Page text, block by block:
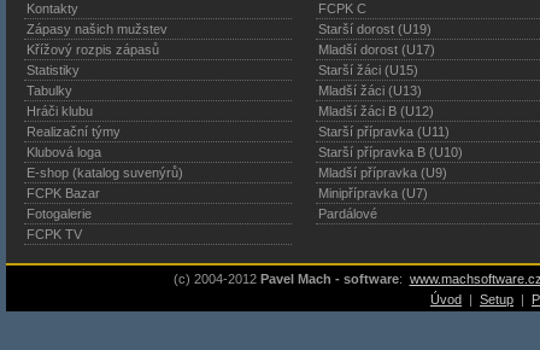
Kontakty
Zápasy našich mužstev
Křížový rozpis zápasů
Statistiky
Tabulky
Hráči klubu
Realizační týmy
Klubová loga
E-shop (katalog suvenýrů)
FCPK Bazar
Fotogalerie
FCPK TV
FCPK C
Starší dorost (U19)
Mladší dorost (U17)
Starší žáci (U15)
Mladší žáci (U13)
Mladší žáci B (U12)
Starší přípravka (U11)
Starší přípravka B (U10)
Mladší přípravka (U9)
Minipřípravka (U7)
Pardálové
(c) 2004-2012 Pavel Mach - software:
Úvod | Setup |